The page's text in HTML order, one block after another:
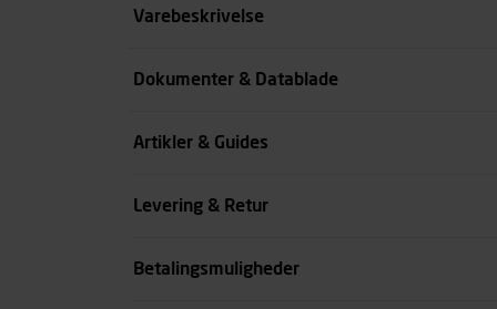
Størrelse
Varebeskrivelse
Dokumenter & Datablade
Artikler & Guides
Levering & Retur
Betalingsmuligheder